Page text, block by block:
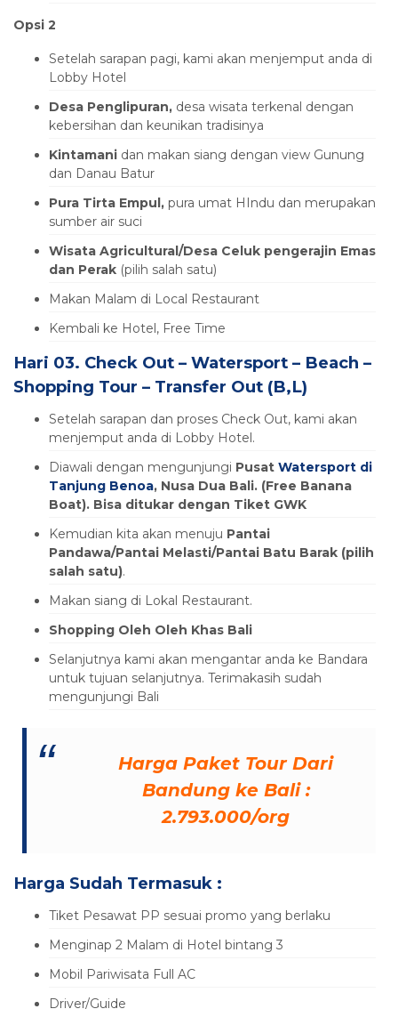
Opsi 2
Setelah sarapan pagi, kami akan menjemput anda di
Lobby Hotel
Desa Penglipuran, desa wisata terkenal dengan
kebersihan dan keunikan tradisinya
Kintamani dan makan siang dengan view Gunung
dan Danau Batur
Pura Tirta Empul, pura umat HIndu dan merupakan
sumber air suci
Wisata Agricultural/Desa Celuk pengerajin Emas
dan Perak (pilih salah satu)
Makan Malam di Local Restaurant
Kembali ke Hotel, Free Time
Hari 03. Check Out – Watersport – Beach –
Shopping Tour – Transfer Out (B,L)
Setelah sarapan dan proses Check Out, kami akan
menjemput anda di Lobby Hotel.
Diawali dengan mengunjungi Pusat Watersport di
Tanjung Benoa, Nusa Dua Bali. (Free Banana
Boat). Bisa ditukar dengan Tiket GWK
Kemudian kita akan menuju Pantai
Pandawa/Pantai Melasti/Pantai Batu Barak (pilih
salah satu).
Makan siang di Lokal Restaurant.
Shopping Oleh Oleh Khas Bali
Selanjutnya kami akan mengantar anda ke Bandara
untuk tujuan selanjutnya. Terimakasih sudah
mengunjungi Bali
Harga Paket Tour Dari
Bandung ke Bali :
2.793.000/org
Harga Sudah Termasuk :
Tiket Pesawat PP sesuai promo yang berlaku
Menginap 2 Malam di Hotel bintang 3
Mobil Pariwisata Full AC
Driver/Guide